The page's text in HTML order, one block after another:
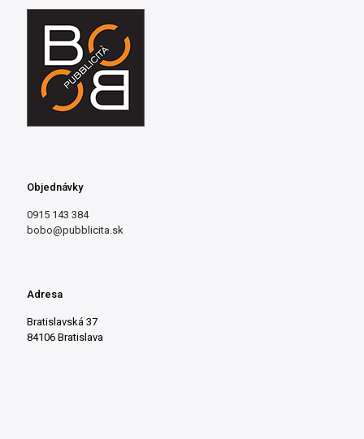
Objednávky
0915 143 384
bobo@pubblicita.sk
Adresa
Bratislavská 37
84106 Bratislava